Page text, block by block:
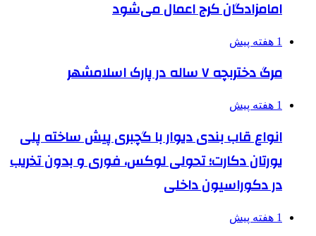
امامزادگان کرج اعمال می‌شود
1 هفته پیش
مرگ دختربچه ۷ ساله در پارک اسلامشهر
1 هفته پیش
انواع قاب بندی دیوار با گچبری پیش ساخته پلی
یورتان دکارت؛ تحولی لوکس، فوری و بدون تخریب
در دکوراسیون داخلی
1 هفته پیش